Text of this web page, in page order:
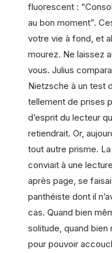
fluorescent :
au bon moment”.
votre vie à fond, et
mourez. Ne laissez
vous. Julius
Nietzsche à un test
tellement de prises
d’esprit du lecteur
retiendrait. Or,
tout autre prisme.
conviait à une
après page, se
panthéiste dont il
cas. Quand bien
solitude, quand bien
pour pouvoir